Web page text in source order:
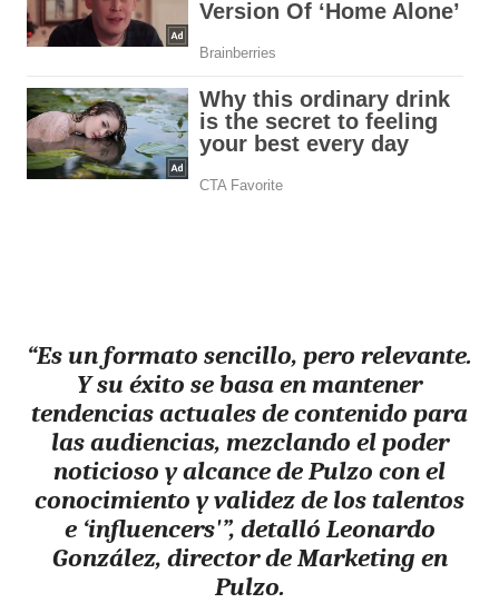
“Es un formato sencillo, pero relevante.
Y su éxito se basa en mantener
tendencias actuales de contenido para
las audiencias, mezclando el poder
noticioso y alcance de Pulzo con el
conocimiento y validez de los talentos
e ‘influencers'”, detalló Leonardo
González, director de Marketing en
Pulzo.